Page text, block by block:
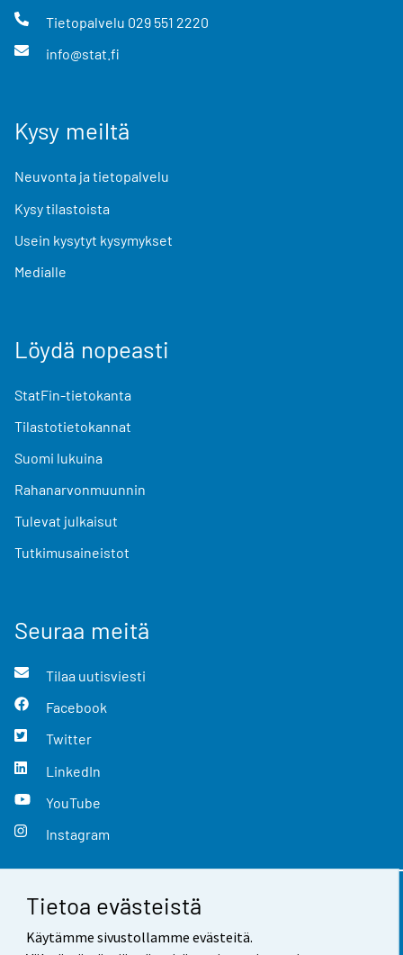
Tietoa evästeistä
Käytämme sivustollamme evästeitä.
Tietopalvelu 029 551 2220
info@stat.fi
Kysy meiltä
Neuvonta ja tietopalvelu
Kysy tilastoista
Usein kysytyt kysymykset
Medialle
Löydä nopeasti
StatFin-tietokanta
Tilastotietokannat
Suomi lukuina
Rahanarvonmuunnin
Tulevat julkaisut
Tutkimusaineistot
Seuraa meitä
Tilaa uutisviesti
Facebook
Twitter
LinkedIn
YouTube
Instagram
Yhteystiedot
Palaute